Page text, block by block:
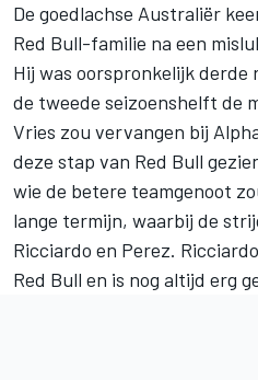
De goedlachse Australiër
Red Bull-familie na een
Hij was oorspronkelijk derde
de tweede seizoenshelft de
Vries zou vervangen bij
deze stap van Red Bull
wie de betere teamgenoot
lange termijn, waarbij de
Ricciardo en Perez.
Red Bull en is nog altijd erg